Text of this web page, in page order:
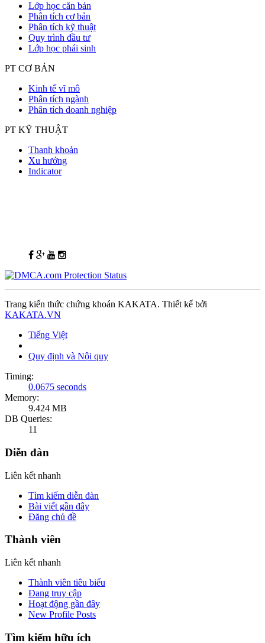
Lớp học căn bản
Phân tích cơ bản
Phân tích kỹ thuật
Quy trình đầu tư
Lớp học phái sinh
PT CƠ BẢN
Kinh tế vĩ mô
Phân tích ngành
Phân tích doanh nghiệp
PT KỸ THUẬT
Thanh khoản
Xu hướng
Indicator
Trang kiến thức chứng khoán KAKATA. Thiết kế bởi
KAKATA.VN
Tiếng Việt
Quy định và Nội quy
Timing:
0.0675 seconds
Memory:
9.424 MB
DB Queries:
11
Diễn đàn
Liên kết nhanh
Tìm kiếm diễn đàn
Bài viết gần đây
Đăng chủ đề
Thành viên
Liên kết nhanh
Thành viên tiêu biểu
Đang truy cập
Hoạt động gần đây
New Profile Posts
Tìm kiếm hữu ích